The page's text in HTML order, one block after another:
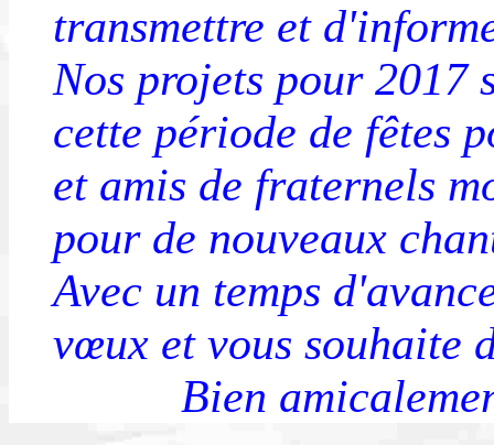
transmettre et
Nos projets pour 2017
cette période de fêtes
et amis de fraternels
pour de nouveaux
Avec un temps
vœux et vous souhaite
Bien